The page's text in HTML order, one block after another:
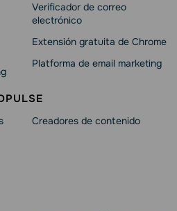
Verificador de correo
electrónico
Extensión gratuita de Chrome
Platforma de email marketing
Creadores de contenido